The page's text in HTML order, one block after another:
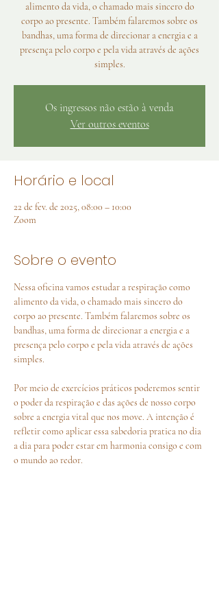
alimento da vida, o chamado mais sincero do
corpo ao presente. Também falaremos sobre os
bandhas, uma forma de direcionar a energia e a
presença pelo corpo e pela vida através de ações
simples.
Os ingressos não estão à venda
Ver outros eventos
Horário e local
22 de fev. de 2025, 08:00 – 10:00
Zoom
Sobre o evento
Nessa oficina vamos estudar a respiração como
alimento da vida, o chamado mais sincero do
corpo ao presente. Também falaremos sobre os
bandhas, uma forma de direcionar a energia e a
presença pelo corpo e pela vida através de ações
simples.
Por meio de exercícios práticos poderemos sentir
o poder da respiração e das ações de nosso corpo
sobre a energia vital que nos move. A intenção é
refletir como aplicar essa sabedoria pratica no dia
a dia para poder estar em harmonia consigo e com
o mundo ao redor.